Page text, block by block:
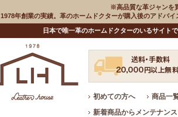
※高品質な革ジャンを
1978年創業の実績。革のホームドクターが購入後のアドバ
日本で唯一革のホームドクターのいるサイト
初めての方へ 商品一
新着商品からメンテナン